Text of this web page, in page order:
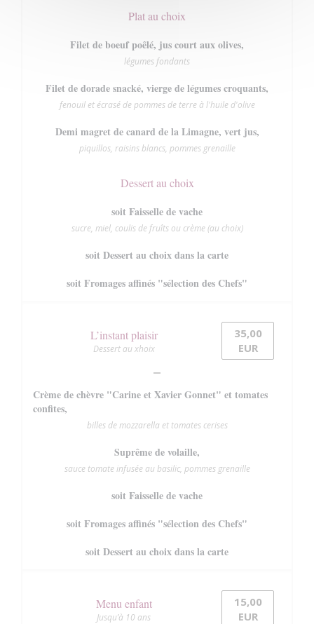
Plat au choix
Filet de boeuf poêlé, jus court aux olives,
légumes fondants
Filet de dorade snacké, vierge de légumes croquants,
fenouil et écrasé de pommes de terre à l'huile d'olive
Demi magret de canard de la Limagne, vert jus,
piquillos, raisins blancs, pommes grenaille
Dessert au choix
soit Faisselle de vache
sucre, miel, coulis de fruîts ou crème (au choix)
soit Dessert au choix dans la carte
soit Fromages affinés "sélection des Chefs"
L’instant plaisir
Dessert au xhoix
35,00
EUR
Crème de chèvre "Carine et Xavier Gonnet" et tomates
confites,
billes de mozzarella et tomates cerises
Suprême de volaille,
sauce tomate infusée au basilic, pommes grenaille
soit Faisselle de vache
soit Fromages affinés "sélection des Chefs"
soit Dessert au choix dans la carte
Menu enfant
Jusqu’à 10 ans
15,00
EUR